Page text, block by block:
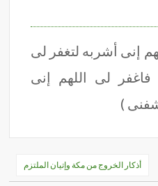
إنى أشربه لتغفر لى
لى اللهم إنى
)
أذكار الخروج من مكة وإتيان الملتزم